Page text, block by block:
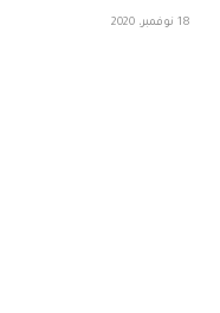
18 نوفمبر، 2020